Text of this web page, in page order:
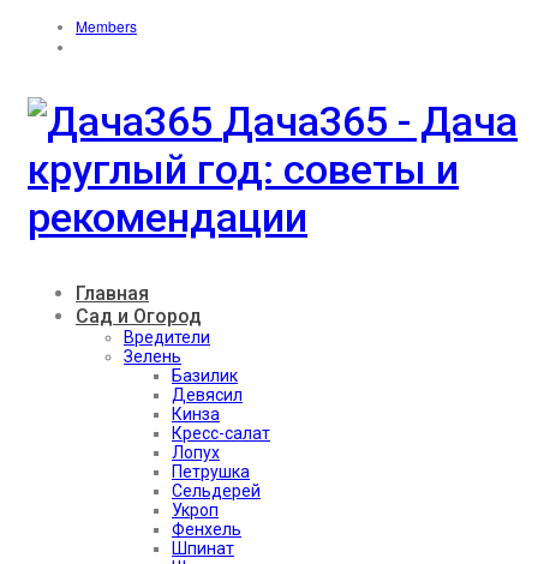
Members
Дача365 - Дача
круглый год: советы и
рекомендации
Главная
Сад и Огород
Вредители
Зелень
Базилик
Девясил
Кинза
Кресс-салат
Лопух
Петрушка
Сельдерей
Укроп
Фенхель
Шпинат